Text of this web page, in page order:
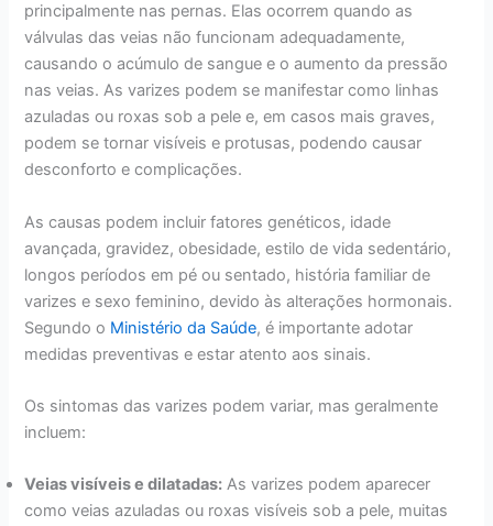
principalmente nas pernas. Elas ocorrem quando as
válvulas das veias não funcionam adequadamente,
causando o acúmulo de sangue e o aumento da pressão
nas veias. As varizes podem se manifestar como linhas
azuladas ou roxas sob a pele e, em casos mais graves,
podem se tornar visíveis e protusas, podendo causar
desconforto e complicações.
As causas podem incluir fatores genéticos, idade
avançada, gravidez, obesidade, estilo de vida sedentário,
longos períodos em pé ou sentado, história familiar de
varizes e sexo feminino, devido às alterações hormonais.
Segundo o Ministério da Saúde, é importante adotar
medidas preventivas e estar atento aos sinais.
Os sintomas das varizes podem variar, mas geralmente
incluem:
Veias visíveis e dilatadas: As varizes podem aparecer
como veias azuladas ou roxas visíveis sob a pele, muitas